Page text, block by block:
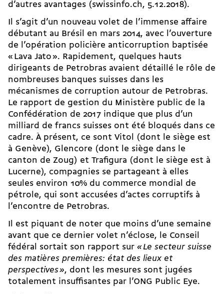
d’autres avantages (swissinfo.ch, 5.12.2018).
Il s’agit d’un nouveau volet de l’immense affaire
débutant au Brésil en mars 2014, avec l’ouverture
de l’opération policière anticorruption baptisée
« Lava Jato ». Rapidement, quelques hauts
dirigeants de Petrobras avaient détaillé le rôle de
nombreuses banques suisses dans les
mécanismes de corruption autour de Petrobras.
Le rapport de gestion du Ministère public de la
Confédération de 2017 indique que plus d’un
milliard de francs suisses ont été bloqués dans ce
cadre. À présent, ce sont Vitol (dont le siège est
à Genève), Glencore (dont le siège dans le
canton de Zoug) et Trafigura (dont le siège est à
Lucerne), compagnies se partageant à elles
seules environ 10% du commerce mondial de
pétrole, qui sont accusées d’actes corruptifs à
l’encontre de Petrobras.
Il est piquant de noter que moins d’une semaine
avant que ce dernier volet n’éclose, le Conseil
fédéral sortait son rapport sur « Le secteur suisse
des matières premières: état des lieux et
perspectives », dont les mesures sont jugées
totalement insuffisantes par l’ONG Public Eye.